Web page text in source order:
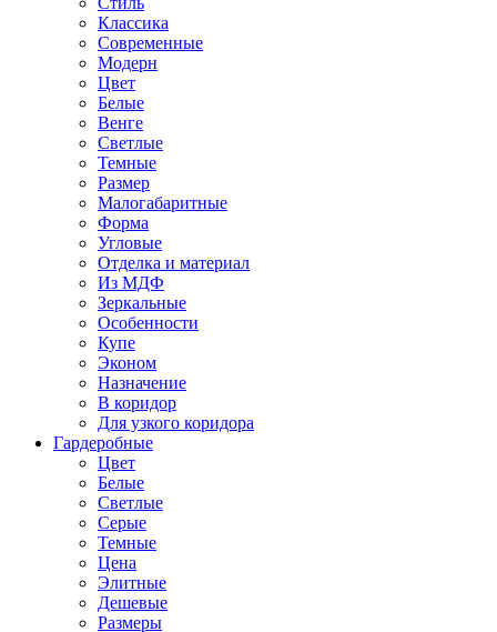
Классика
Современные
Модерн
Цвет
Белые
Венге
Светлые
Темные
Размер
Малогабаритные
Форма
Угловые
Отделка и материал
Из МДФ
Зеркальные
Особенности
Купе
Эконом
Назначение
В коридор
Для узкого коридора
Гардеробные
Цвет
Белые
Светлые
Серые
Темные
Цена
Элитные
Дешевые
Размеры